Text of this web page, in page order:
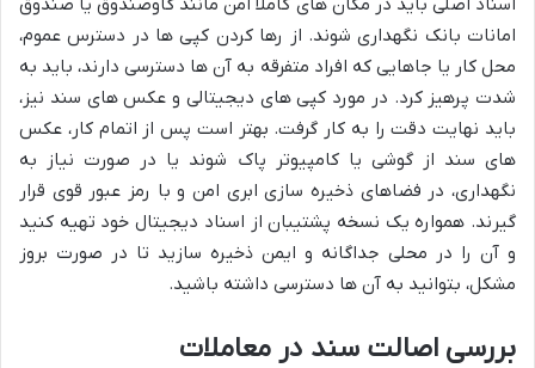
امانات بانک نگهداری شوند. از رها کردن کپی ها در دسترس عموم،
محل کار یا جاهایی که افراد متفرقه به آن ها دسترسی دارند، باید به
شدت پرهیز کرد. در مورد کپی های دیجیتالی و عکس های سند نیز،
باید نهایت دقت را به کار گرفت. بهتر است پس از اتمام کار، عکس
های سند از گوشی یا کامپیوتر پاک شوند یا در صورت نیاز به
نگهداری، در فضاهای ذخیره سازی ابری امن و با رمز عبور قوی قرار
گیرند. همواره یک نسخه پشتیبان از اسناد دیجیتال خود تهیه کنید
و آن را در محلی جداگانه و ایمن ذخیره سازید تا در صورت بروز
مشکل، بتوانید به آن ها دسترسی داشته باشید.
بررسی اصالت سند در معاملات